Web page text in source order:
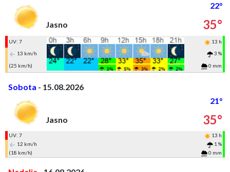
22°
Jasno
35°
UV: 7
13 h
13 km/h
3 %
(25 km/h)
0 mm
Sobota - 15.08.2026
21°
Jasno
35°
UV: 7
13 h
12 km/h
1 %
(18 km/h)
0 mm